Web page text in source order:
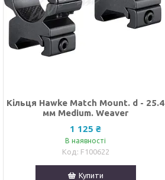
Кільця Hawke Match Mount. d - 25.4
мм Medium. Weaver
1 125 ₴
В наявності
F100622
Купити